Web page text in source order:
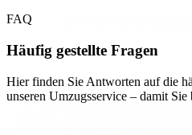
FAQ
Häufig gestellte Fragen
Hier finden Sie Antworten auf die
unseren Umzugsservice – damit Sie